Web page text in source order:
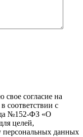
согласие на
соответствии с
№152-ФЗ «О
целей,
персональных данных